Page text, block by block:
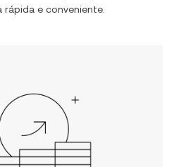
rápida e conveniente.